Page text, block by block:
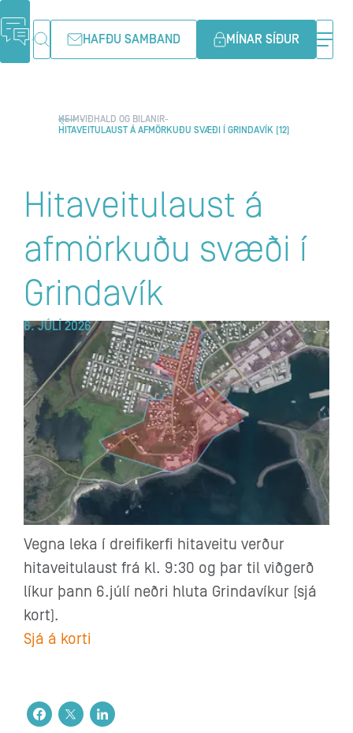
HAFÐU SAMBAND MÍNAR SÍÐUR
HEIMVIÐHALD OG BILANIR
HITAVEITULAUST Á AFMÖRKUÐU SVÆÐI Í GRINDAVÍK (12)
Hitaveitulaust á
afmörkuðu svæði í
Grindavík
6. JÚLÍ 2026
Vegna leka í dreifikerfi hitaveitu verður
hitaveitulaust frá kl. 9:30 og þar til viðgerð
líkur þann 6.júlí neðri hluta Grindavíkur (sjá
kort).
Sjá á korti